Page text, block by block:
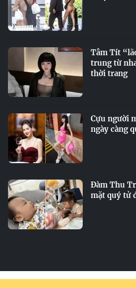
Tâm Tít
trung từ
thời trang
Cựu người
ngày càng
Đàm Thu
mặt quý tử